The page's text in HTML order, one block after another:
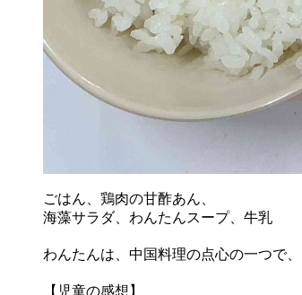
ごはん、鶏肉の甘酢あん、
海藻サラダ、わんたんスープ、牛乳
わんたんは、中国料理の点心の一つで
【児童の感想】